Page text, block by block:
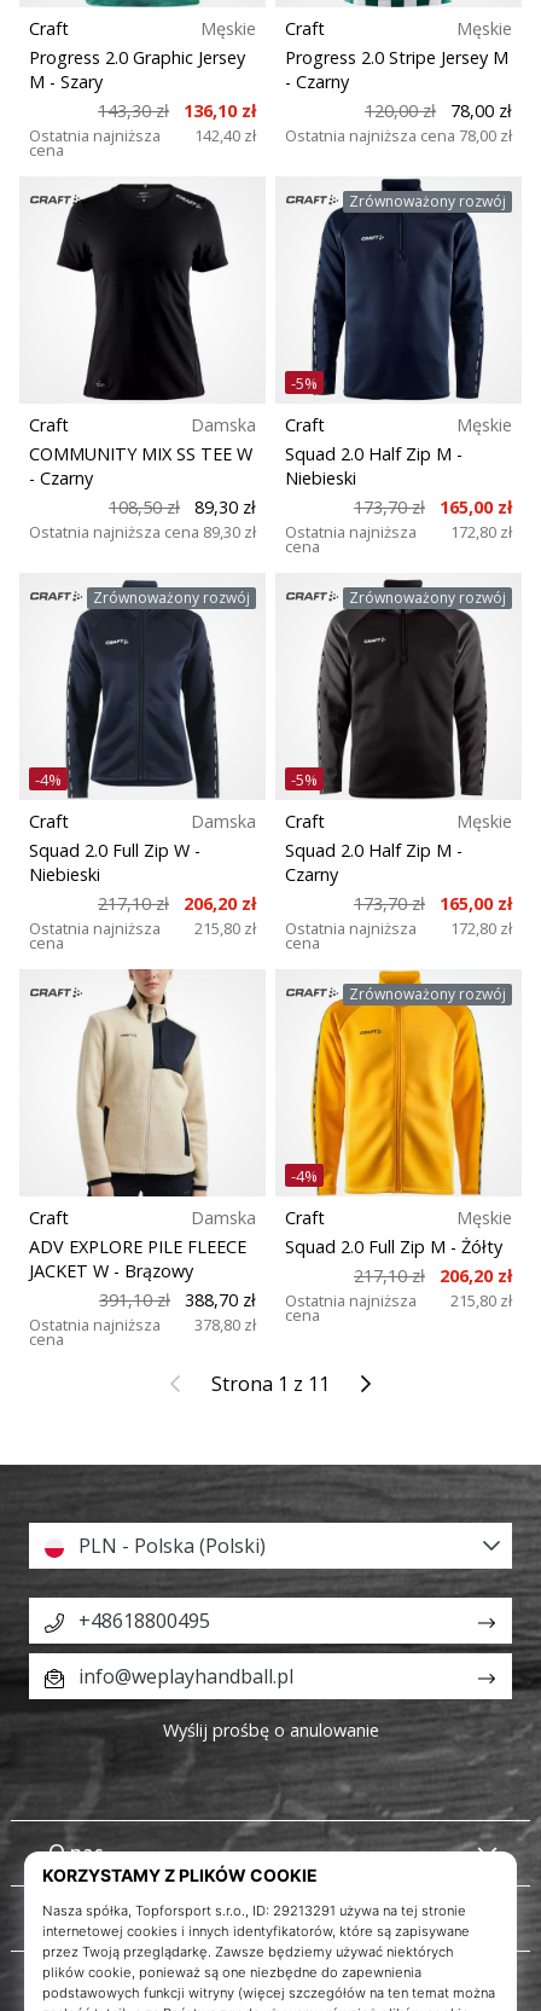
Craft
Męskie
Progress 2.0 Graphic Jersey
M - Szary
143,30 zł
136,10 zł
Ostatnia najniższa
cena
142,40 zł
Craft
Męskie
Progress 2.0 Stripe Jersey M
- Czarny
120,00 zł
78,00 zł
Ostatnia najniższa cena 78,00 zł
Craft
Damska
COMMUNITY MIX SS TEE W
- Czarny
108,50 zł
89,30 zł
Ostatnia najniższa cena 89,30 zł
Zrównoważony rozwój
-5%
Craft
Męskie
Squad 2.0 Half Zip M -
Niebieski
173,70 zł
165,00 zł
Ostatnia najniższa
cena
172,80 zł
Zrównoważony rozwój
-4%
Craft
Damska
Squad 2.0 Full Zip W -
Niebieski
217,10 zł
206,20 zł
Ostatnia najniższa
cena
215,80 zł
Zrównoważony rozwój
-5%
Craft
Męskie
Squad 2.0 Half Zip M -
Czarny
173,70 zł
165,00 zł
Ostatnia najniższa
cena
172,80 zł
Craft
Damska
ADV EXPLORE PILE FLEECE
JACKET W - Brązowy
391,10 zł
388,70 zł
Ostatnia najniższa
cena
378,80 zł
Zrównoważony rozwój
-4%
Craft
Męskie
Squad 2.0 Full Zip M - Żółty
217,10 zł
206,20 zł
Ostatnia najniższa
cena
215,80 zł
Poprzedni
Strona 1 z 11 Kolejny
O nas
Obsługa klienta
PLN - Polska (Polski)
+48618800495
info@weplayhandball.pl
Wyślij prośbę o anulowanie